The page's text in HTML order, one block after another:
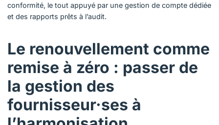
conformité, le tout appuyé par une gestion de compte dédiée
et des rapports prêts à l’audit.
Le renouvellement comme
remise à zéro : passer de
la gestion des
fournisseur·ses à